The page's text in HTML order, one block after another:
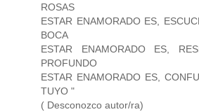
ROSAS
ESTAR ENAMORADO ES,
BOCA
ESTAR ENAMORADO ES,
PROFUNDO
ESTAR ENAMORADO ES,
TUYO "
( Desconozco autor/ra)